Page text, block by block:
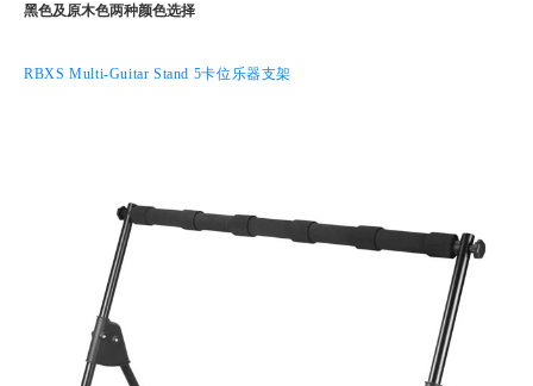
黑色及原木色两种颜色选择
RBXS Multi-Guitar Stand 5卡位乐器支架